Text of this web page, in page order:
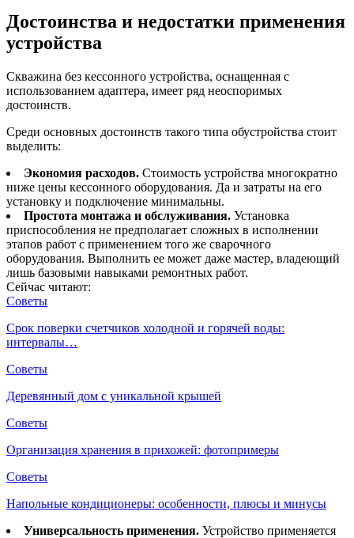
Достоинства и недостатки применения
устройства
Скважина без кессонного устройства, оснащенная с
использованием адаптера, имеет ряд неоспоримых
достоинств.
Среди основных достоинств такого типа обустройства стоит
выделить:
Экономия расходов. Стоимость устройства многократно
ниже цены кессонного оборудования. Да и затраты на его
установку и подключение минимальны.
Простота монтажа и обслуживания. Установка
приспособления не предполагает сложных в исполнении
этапов работ с применением того же сварочного
оборудования. Выполнить ее может даже мастер, владеющий
лишь базовыми навыками ремонтных работ.
Сейчас читают:
Советы
Срок поверки счетчиков холодной и горячей воды:
интервалы…
Советы
Деревянный дом с уникальной крышей
Советы
Организация хранения в прихожей: фотопримеры
Советы
Напольные кондиционеры: особенности, плюсы и минусы
Универсальность применения. Устройство применяется